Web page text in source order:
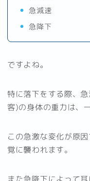
急減速
急降下
ですよね。
特に落下をする際、
客)の身体の重力は、
この急激な変化が原
覚に襲われます。